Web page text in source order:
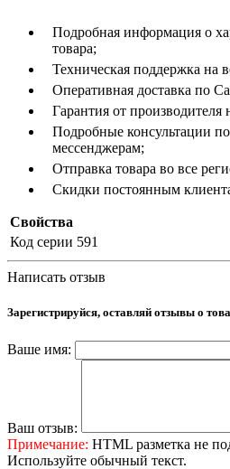
Подробная информация о
товара;
Техническая поддержка на
Оперативная доставка по
Гарантия от производителя
Подробные консультации
мессенджерам;
Отправка товара во все
Скидки постоянным
Свойства
Код серии 591
Написать отзыв
Зарегистрируйся, оставляй отзывы о
Ваше имя:
Ваш отзыв:
Примечание: HTML разметка не
Используйте обычный текст.